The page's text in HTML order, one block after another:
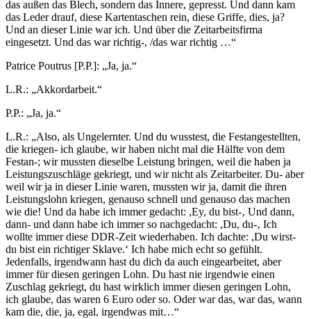
das außen das Blech, sondern das Innere, gepresst. Und dann kam
das Leder drauf, diese Kartentaschen rein, diese Griffe, dies, ja?
Und an dieser Linie war ich. Und über die Zeitarbeitsfirma
eingesetzt. Und das war richtig-, /das war richtig …“
Patrice Poutrus [P.P.]: „Ja, ja.“
L.R.: „Akkordarbeit.“
P.P.: „Ja, ja.“
L.R.: „Also, als Ungelernter. Und du wusstest, die Festangestellten,
die kriegen- ich glaube, wir haben nicht mal die Hälfte von dem
Festan-; wir mussten dieselbe Leistung bringen, weil die haben ja
Leistungszuschläge gekriegt, und wir nicht als Zeitarbeiter. Du- aber
weil wir ja in dieser Linie waren, mussten wir ja, damit die ihren
Leistungslohn kriegen, genauso schnell und genauso das machen
wie die! Und da habe ich immer gedacht: ,Ey, du bist-‚ Und dann,
dann- und dann habe ich immer so nachgedacht: ,Du, du-‚ Ich
wollte immer diese DDR-Zeit wiederhaben. Ich dachte: ,Du wirst-
du bist ein richtiger Sklave.‘ Ich habe mich echt so gefühlt.
Jedenfalls, irgendwann hast du dich da auch eingearbeitet, aber
immer für diesen geringen Lohn. Du hast nie irgendwie einen
Zuschlag gekriegt, du hast wirklich immer diesen geringen Lohn,
ich glaube, das waren 6 Euro oder so. Oder war das, war das, wann
kam die, die, ja, egal, irgendwas mit…“